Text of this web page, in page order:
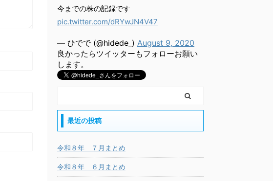
今までの株の記録です
pic.twitter.com/dRYwJN4V47
— ひでで (@hidede_) August 9, 2020
良かったらツイッターもフォローお願い
します。
最近の投稿
令和８年 ７月まとめ
令和８年 ６月まとめ